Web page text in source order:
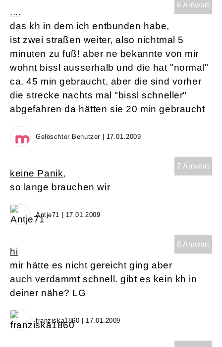
6 Antwort
....
das kh in dem ich entbunden habe,
ist zwei straßen weiter, also nichtmal 5
minuten zu fuß! aber ne bekannte von mir
wohnt bissl ausserhalb und die hat "normal"
ca. 45 min gebraucht, aber die sind vorher
die strecke nachts mal "bissl schneller"
abgefahren da hätten sie 20 min gebraucht
Gelöschter Benutzer | 17.01.2009
7 Antwort
keine Panik,
so lange brauchen wir
Antje71 | 17.01.2009
8 Antwort
hi
mir hätte es nicht gereicht ging aber
auch verdammt schnell. gibt es kein kh in
deiner nähe? LG
franziska1860 | 17.01.2009